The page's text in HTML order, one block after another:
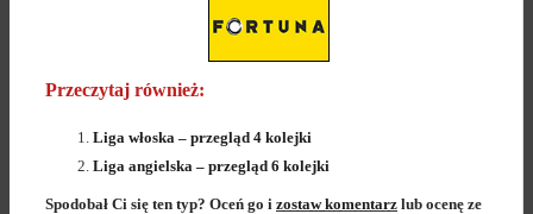
Przeczytaj również:
Liga włoska – przegląd 4 kolejki
Liga angielska – przegląd 6 kolejki
Spodobał Ci się ten typ? Oceń go i zostaw komentarz lub ocenę ze